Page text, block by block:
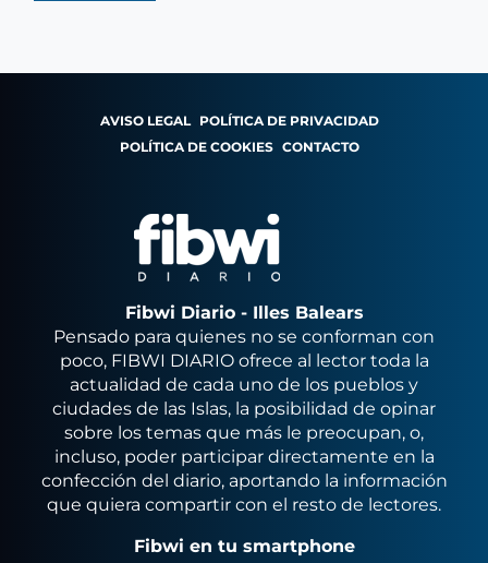
AVISO LEGAL POLÍTICA DE PRIVACIDAD
POLÍTICA DE COOKIES CONTACTO
Fibwi Diario - Illes Balears
Pensado para quienes no se conforman con
poco, FIBWI DIARIO ofrece al lector toda la
actualidad de cada uno de los pueblos y
ciudades de las Islas, la posibilidad de opinar
sobre los temas que más le preocupan, o,
incluso, poder participar directamente en la
confección del diario, aportando la información
que quiera compartir con el resto de lectores.
Fibwi en tu smartphone